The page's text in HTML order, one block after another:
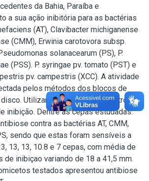
da Bahia, Paraíba e
a sua ação inibitória para as bactérias
(AT), Clavibacter michiganense
(CMM), Erwinia carotovora subsp.
solanacearum (PS), P.
(PSS). P. syringae pv. tomato (PST) e
pv. campestris (XCC). A atividade
pelos métodos dos blocos de
Utilizando-se como parâmetro o
inibição. Dentre as cepas estudadas.
contra as bactérias AT, CMM,
sendo que estas foram sensíveis a
13, 13, 10.8 e 7 cepas, com média de
de inibiçao variando de 18 a 41,5 mm.
testados apresentou antibiose